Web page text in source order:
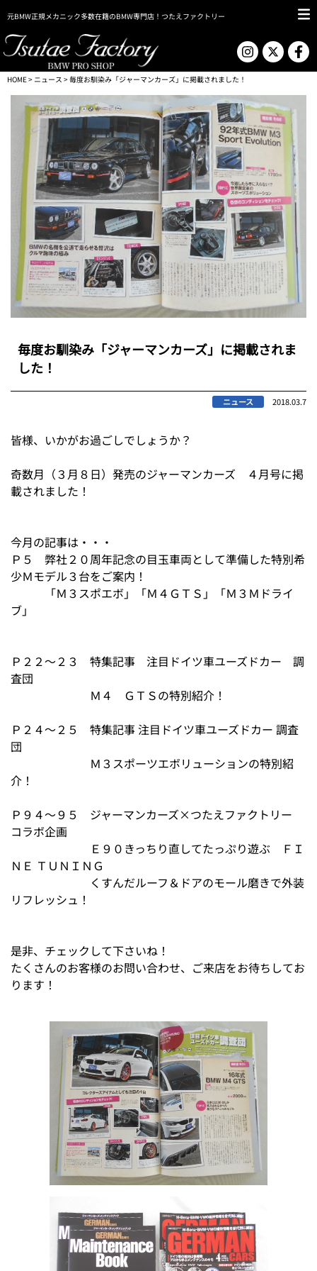
元BMW正規メカニック多数在籍のBMW専門店！つたえファクトリー
HOME> ニュース > 毎度お馴染み「ジャーマンカーズ」に掲載されました！
毎度お馴染み「ジャーマンカーズ」に掲載されま
した！
ニュース 2018.03.7
皆様、いかがお過ごしでしょうか？
奇数月（３月８日）発売のジャーマンカーズ ４月号に掲
載されました！
今月の記事は・・・
Ｐ５ 弊社２０周年記念の目玉車両として準備した特別希
少Ｍモデル３台をご案内！
「Ｍ３スポエボ」「Ｍ４ＧＴＳ」「Ｍ３Ｍドライ
ブ」
Ｐ２２～２３ 特集記事 注目ドイツ車ユーズドカー 調
査団
Ｍ４ ＧＴＳの特別紹介！
Ｐ２４～２５ 特集記事 注目ドイツ車ユーズドカー 調査
団
Ｍ３スポーツエボリューションの特別紹
介！
Ｐ９４～９５ ジャーマンカーズ×つたえファクトリー
コラボ企画
Ｅ９０きっちり直してたっぷり遊ぶ ＦＩ
ＮＥ ＴＵＮＩＮＧ
くすんだルーフ＆ドアのモール磨きで外装
リフレッシュ！
是非、チェックして下さいね！
たくさんのお客様のお問い合わせ、ご来店をお待ちしてお
ります！